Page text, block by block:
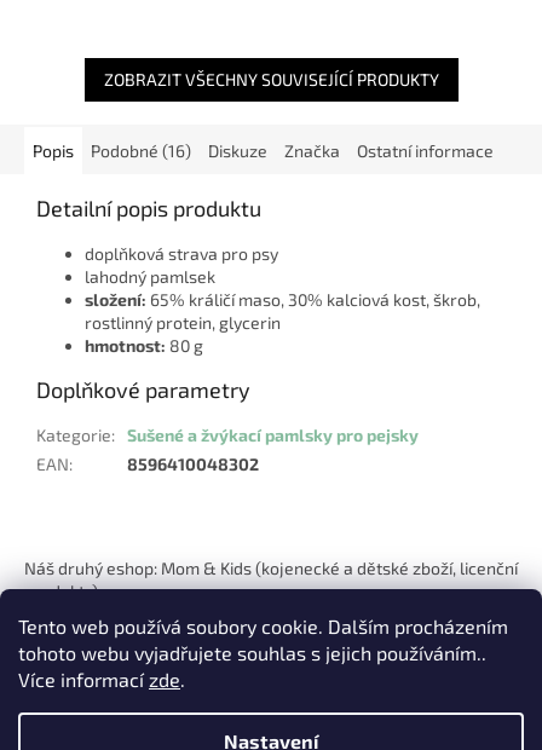
Tento web používá soubory cookie. Dalším procházením
tohoto webu vyjadřujete souhlas s jejich používáním..
Více informacízde.
Nastavení
celou řadu...
Zakarpatské...
ZOBRAZIT VŠECHNY SOUVISEJÍCÍ PRODUKTY
Popis Podobné (16) Diskuze Značka Ostatní informace
Detailní popis produktu
doplňková strava pro psy
lahodný pamlsek
složení: 65% králičí maso, 30% kalciová kost, škrob,
rostlinný protein, glycerin
hmotnost: 80 g
Doplňkové parametry
Kategorie: Sušené a žvýkací pamlsky pro pejsky
EAN: 8596410048302
p
Náš druhý eshop: Mom & Kids (kojenecké a dětské zboží, licenční
produkty)
Vytvořil Shoptet